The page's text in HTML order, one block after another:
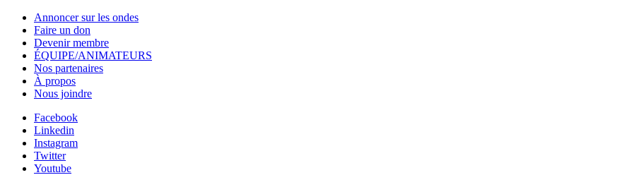
Annoncer sur les ondes
Faire un don
Devenir membre
ÉQUIPE/ANIMATEURS
Nos partenaires
À propos
Nous joindre
Facebook
Linkedin
Instagram
Twitter
Youtube